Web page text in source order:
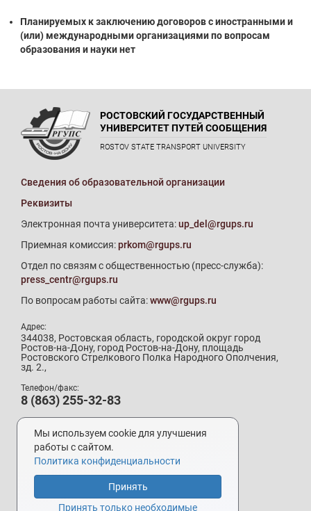
Планируемых к заключению договоров с иностранными и
(или) международными организациями по вопросам
образования и науки нет
РОСТОВСКИЙ ГОСУДАРСТВЕННЫЙ
УНИВЕРСИТЕТ ПУТЕЙ СООБЩЕНИЯ
ROSTOV STATE TRANSPORT UNIVERSITY
Сведения об образовательной организации
Реквизиты
Электронная почта университета:up_del@rgups.ru
Приемная комиссия:prkom@rgups.ru
Отдел по связям с общественностью (пресс-служба):
press_centr@rgups.ru
По вопросам работы сайта:www@rgups.ru
Адрес:
344038, Ростовская область, городской округ город
Ростов-на-Дону, город Ростов-на-Дону, площадь
Ростовского Стрелкового Полка Народного Ополчения,
зд. 2.,
Телефон/факс:
8 (863) 255-32-83
Телефон приемной комиссии:
8 (800) 707-19-29
8 (863) 272-64-88
Разработка и поддержка –УИ РГУПС
Мы используем cookie для улучшения
работы с сайтом.
Политика конфиденциальности
Принять
Принять только необходимые